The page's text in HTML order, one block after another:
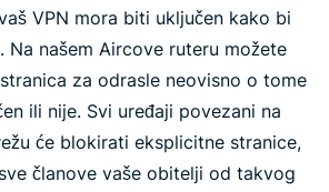
VPN mora biti uključen kako bi
Na našem Aircove ruteru možete
za odrasle neovisno o tome
ili nije. Svi uređaji povezani na
će blokirati eksplicitne stranice,
članove vaše obitelji od takvog